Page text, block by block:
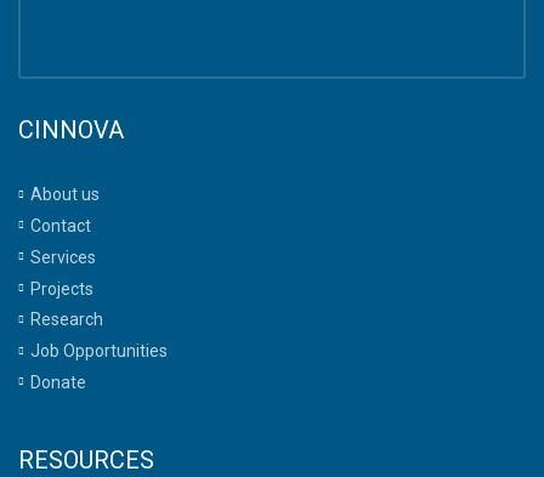
CINNOVA
About us
Contact
Services
Projects
Research
Job Opportunities
Donate
RESOURCES